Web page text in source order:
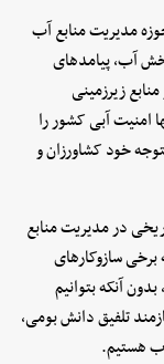
مدیریت منابع آب
آب، پیامدهای
زیرزمینی
امنیت آبی کشور را
خود کشاورزان و
در مدیریت منابع
سازوکارهای
آنکه بتوانیم
تلفیق دانش بومی،
هستیم.